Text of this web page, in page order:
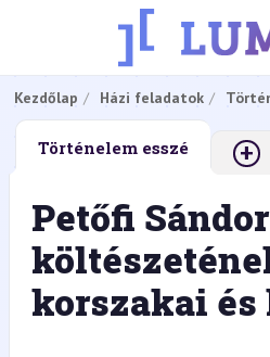
Kezdőlap Házi feladatok
Történelem esszé +
Petőfi Sándor
korszakai és